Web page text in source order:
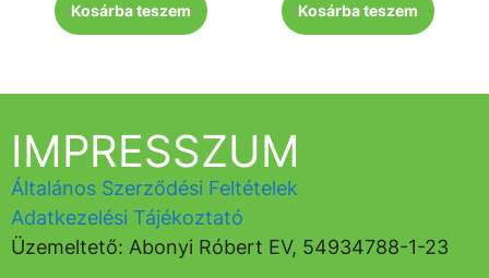
Kosárba teszem Kosárba teszem
IMPRESSZUM
Általános Szerződési Feltételek
Adatkezelési Tájékoztató
Üzemeltető: Abonyi Róbert EV, 54934788-1-23